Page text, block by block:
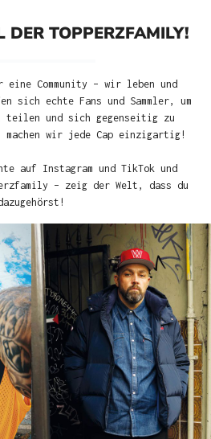
DER TOPPERZFAMILY!
Community – wir leben und
sich echte Fans und Sammler, um
teilen und sich gegenseitig zu
machen wir jede Cap einzigartig!
auf Instagram und TikTok und
– zeig der Welt, dass du